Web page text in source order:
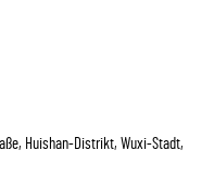
Huishan-Distrikt, Wuxi-Stadt,